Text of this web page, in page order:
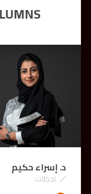
د. إسراء حكيم
لحظات